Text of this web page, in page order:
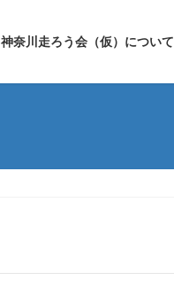
神奈川走ろう会（仮）について